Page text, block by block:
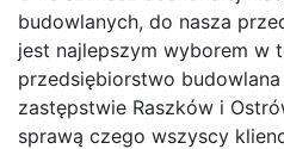
budowlanych, do nasza
jest najlepszym wyborem w
przedsiębiorstwo
zastępstwie Raszków i
sprawą czego wszyscy